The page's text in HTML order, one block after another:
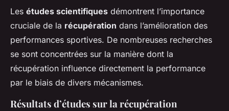
Les études scientifiques démontrent l’importance
cruciale de la récupération dans l’amélioration des
performances sportives. De nombreuses recherches
se sont concentrées sur la manière dont la
récupération influence directement la performance
par le biais de divers mécanismes.
Résultats d’études sur la récupération